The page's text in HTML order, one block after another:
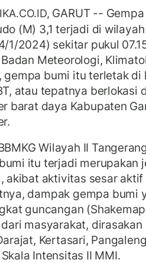
GARUT --
(M) 3,1 terjadi di
1/2024) sekitar pukul
Meteorologi,
gempa bumi itu terletak di
atau tepatnya berlokasi
barat daya Kabupaten
Wilayah II
itu terjadi merupakan
akibat aktivitas sesar
dampak gempa bumi
guncangan
masyarakat,
Kertasari,
Intensitas II MMI.